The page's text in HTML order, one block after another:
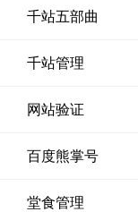
千站五部曲
千站管理
网站验证
百度熊掌号
堂食管理